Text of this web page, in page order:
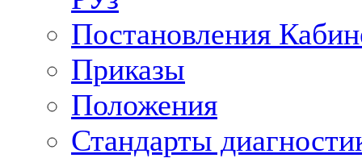
Постановления
Приказы
Положения
Стандарты